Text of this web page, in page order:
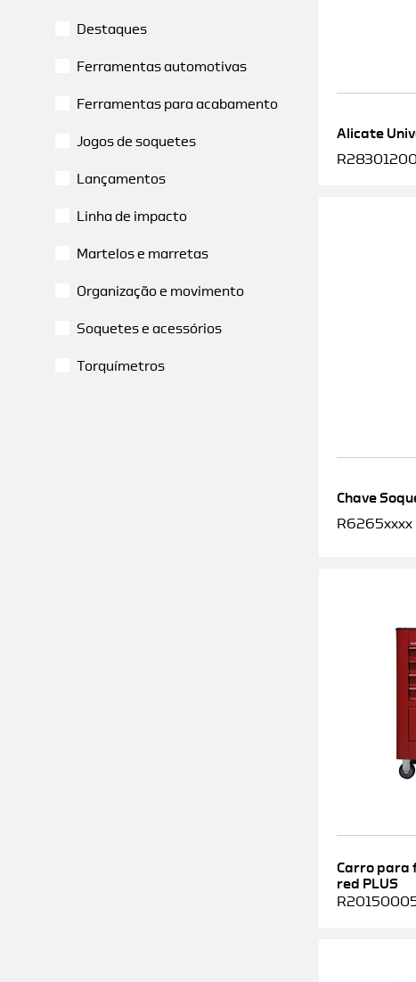
Destaques
Ferramentas automotivas
Ferramentas para acabamento
Jogos de soquetes
Lançamentos
Linha de impacto
Martelos e marretas
Organização e movimento
Soquetes e acessórios
Torquímetros
Alicate
Chave
R6265xxxx
Carro para
red PLUS